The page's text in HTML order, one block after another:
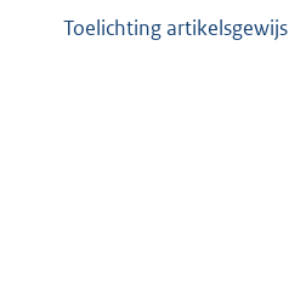
Toelichting artikelsgewijs